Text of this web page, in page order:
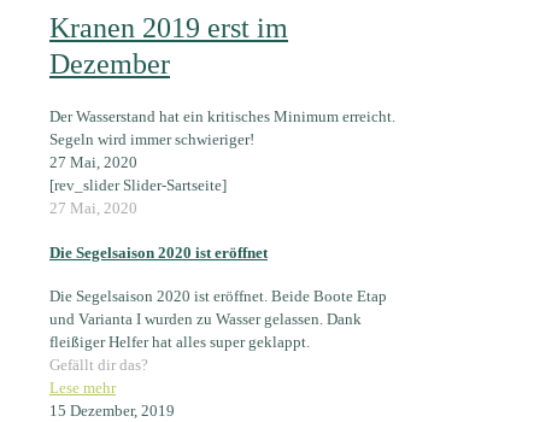
Kranen 2019 erst im
Dezember
Der Wasserstand hat ein kritisches Minimum erreicht.
Segeln wird immer schwieriger!
27 Mai, 2020
[rev_slider Slider-Sartseite]
27 Mai, 2020
Die Segelsaison 2020 ist eröffnet
Die Segelsaison 2020 ist eröffnet. Beide Boote Etap
und Varianta I wurden zu Wasser gelassen. Dank
fleißiger Helfer hat alles super geklappt.
Gefällt dir das?
Lese mehr
15 Dezember, 2019